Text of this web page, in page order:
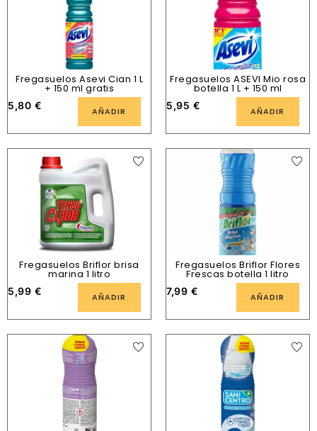
Fregasuelos Asevi Cian 1 L
+ 150 ml gratis
5,80 € AÑADIR
Fregasuelos ASEVI Mio rosa
botella 1 L + 150 ml
5,95 € AÑADIR
Fregasuelos Briflor brisa
marina 1 litro
5,99 € AÑADIR
Fregasuelos Briflor Flores
Frescas botella 1 litro
7,99 € AÑADIR